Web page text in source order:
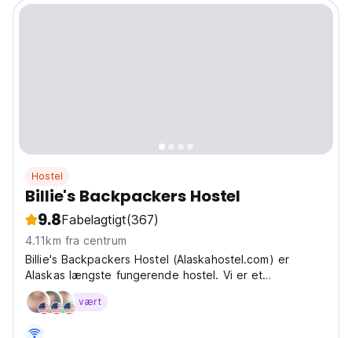
Hostel
Billie's Backpackers Hostel
9.8Fabelagtigt(367)
4.11km fra centrum
Billie's Backpackers Hostel (Alaskahostel.com) er
Alaskas længste fungerende hostel. Vi er et
familiedrevet hostel - født og opvokset i Fairbanks.
Billies er et vidunderligt varmt, imødekommende og
vært